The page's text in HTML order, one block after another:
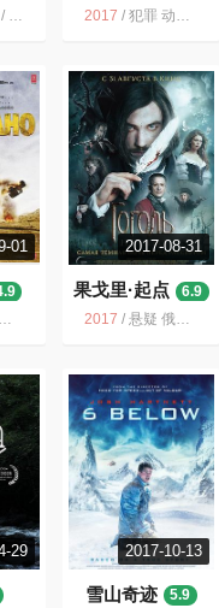
2017 / 犯罪 动作 爱情
01 2017-08-31
果戈里·起点
6.9
2017 / 悬疑 俄罗斯 惊悚 魔幻 奇幻 俄罗斯电影 果戈理 犯罪
29 2017-10-13
雪山奇迹
5.9